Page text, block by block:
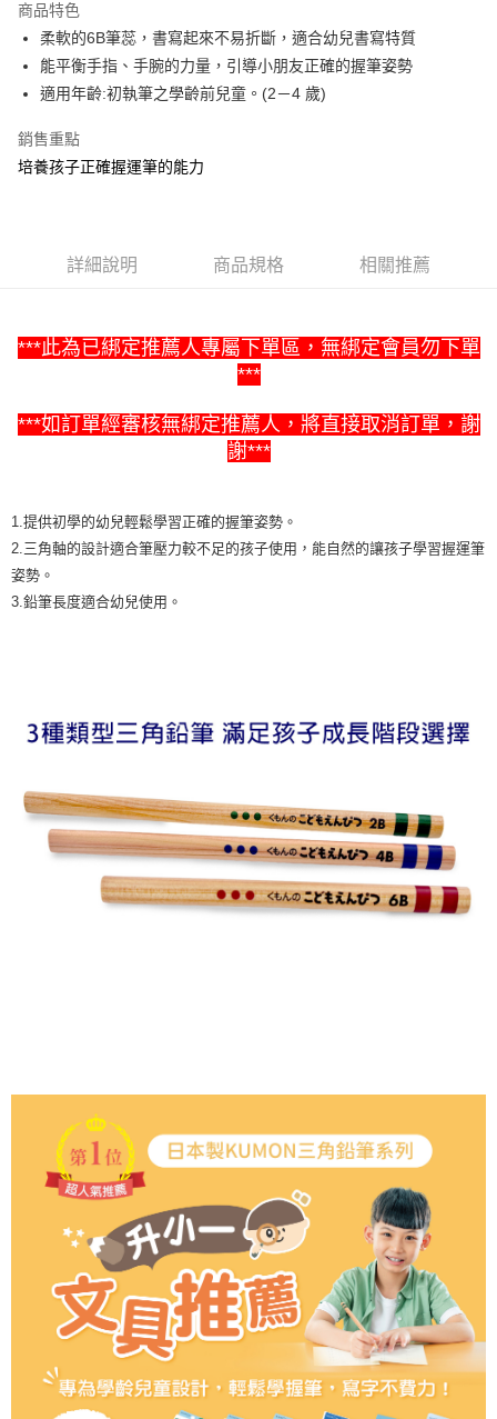
Apple Pay
街口支付
Google Pay
7-11取貨付款
每筆NT$60，滿NT$1,500(含以上)免運費
宅配滿額1500免運
每筆NT$100，滿NT$1,500(含以上)免運費
每筆NT$300，滿NT$1,500(含以上)免運費
商品特色
柔軟的6B筆蕊，書寫起來不易折斷，適合幼兒書寫特質
能平衡手指、手腕的力量，引導小朋友正確的握筆姿勢
適用年齡:初執筆之學齡前兒童。(2－4 歲)
銷售重點
培養孩子正確握運筆的能力
詳細說明 商品規格 相關推薦
***此為已綁定推薦人專屬下單區，無綁定會員勿下單
***
***如訂單經審核無綁定推薦人，將直接取消訂單，謝
謝***
1.提供初學的幼兒輕鬆學習正確的握筆姿勢。
2.三角軸的設計適合筆壓力較不足的孩子使用，能自然的讓孩子學習握運筆
姿勢。
3.鉛筆長度適合幼兒使用。